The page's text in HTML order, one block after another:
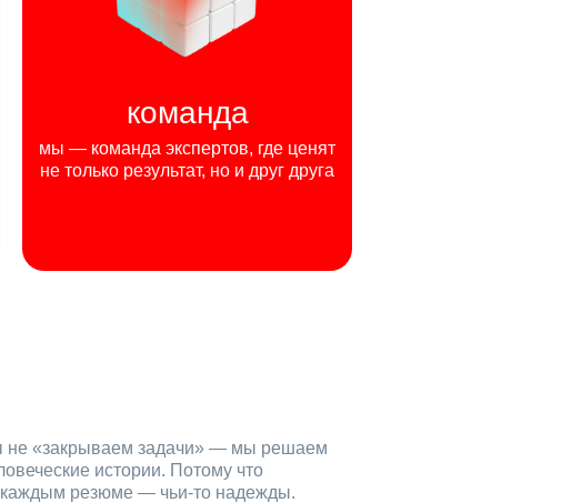
команда
мы — команда экспертов, где ценят
не только результат, но и друг друга
не «закрываем задачи» — мы решаем
истории. Потому что
каждым резюме — чьи‑то надежды.